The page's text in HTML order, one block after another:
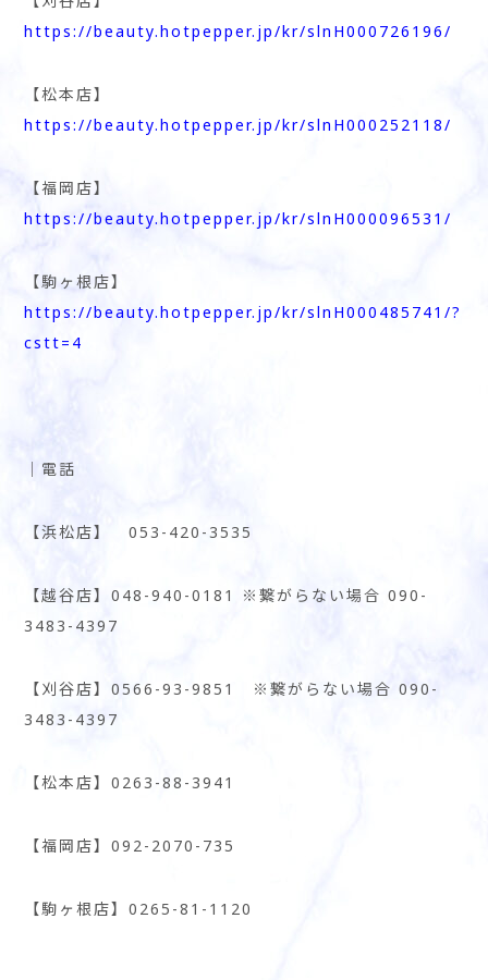
https://beauty.hotpepper.jp/kr/slnH000726196/
【松本店】
https://beauty.hotpepper.jp/kr/slnH000252118/
【福岡店】
https://beauty.hotpepper.jp/kr/slnH000096531/
【駒ヶ根店】
https://beauty.hotpepper.jp/kr/slnH000485741/?
cstt=4
│電話
【浜松店】 053-420-3535
【越谷店】048-940-0181 ※繋がらない場合 090-
3483-4397
【刈谷店】0566-93-9851 ※繋がらない場合 090-
3483-4397
【松本店】0263-88-3941
【福岡店】092-2070-735
【駒ヶ根店】0265-81-1120